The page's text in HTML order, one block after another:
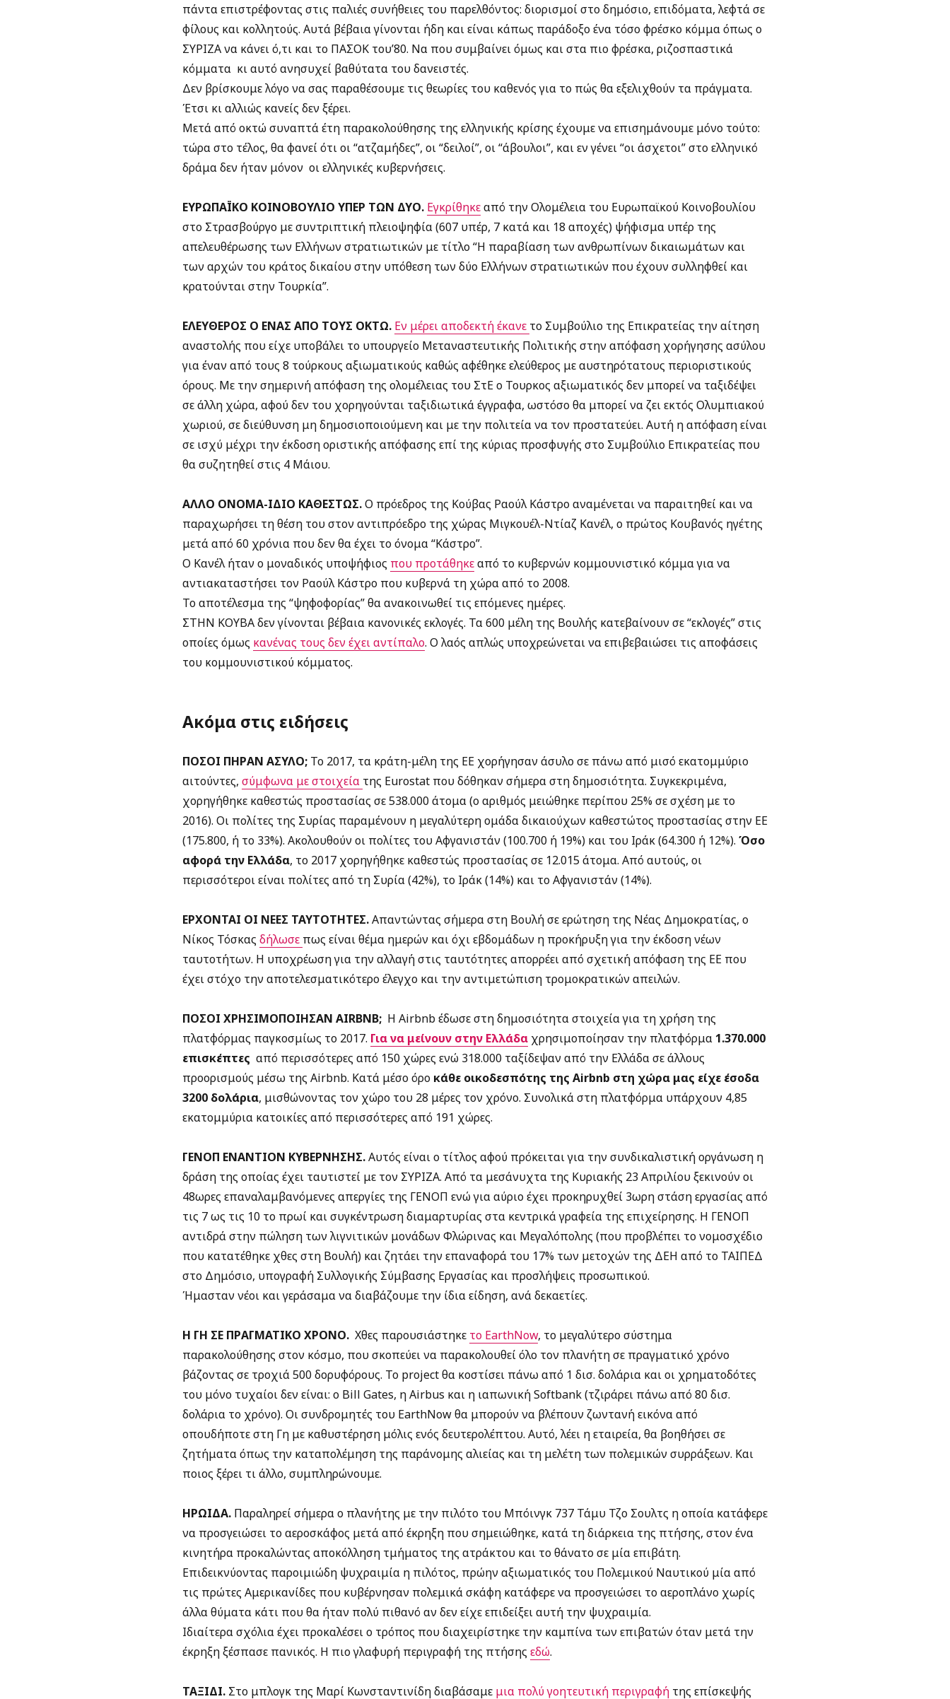
πάντα επιστρέφοντας στις παλιές συνήθειες του παρελθόντος: διορισμοί στο δημόσιο, επιδόματα, λεφτά σε
φίλους και κολλητούς. Αυτά βέβαια γίνονται ήδη και είναι κάπως παράδοξο ένα τόσο φρέσκο κόμμα όπως ο
ΣΥΡΙΖΑ να κάνει ό,τι και το ΠΑΣΟΚ του’80. Να που συμβαίνει όμως και στα πιο φρέσκα, ριζοσπαστικά
κόμματα κι αυτό ανησυχεί βαθύτατα του δανειστές.
Δεν βρίσκουμε λόγο να σας παραθέσουμε τις θεωρίες του καθενός για το πώς θα εξελιχθούν τα πράγματα.
Έτσι κι αλλιώς κανείς δεν ξέρει.
Μετά από οκτώ συναπτά έτη παρακολούθησης της ελληνικής κρίσης έχουμε να επισημάνουμε μόνο τούτο:
τώρα στο τέλος, θα φανεί ότι οι “ατζαμήδες”, οι “δειλοί”, οι “άβουλοι”, και εν γένει “οι άσχετοι” στο ελληνικό
δράμα δεν ήταν μόνον οι ελληνικές κυβερνήσεις.
ΕΥΡΩΠΑΪΚΟ ΚΟΙΝΟΒΟΥΛΙΟ ΥΠΕΡ ΤΩΝ ΔΥΟ. Εγκρίθηκεαπό την Ολομέλεια του Ευρωπαϊκού Κοινοβουλίου
στο Στρασβούργο με συντριπτική πλειοψηφία (607 υπέρ, 7 κατά και 18 αποχές) ψήφισμα υπέρ της
απελευθέρωσης των Ελλήνων στρατιωτικών με τίτλο “Η παραβίαση των ανθρωπίνων δικαιωμάτων και
των αρχών του κράτος δικαίου στην υπόθεση των δύο Ελλήνων στρατιωτικών που έχουν συλληφθεί και
κρατούνται στην Τουρκία”.
ΕΛΕΥΘΕΡΟΣ Ο ΕΝΑΣ ΑΠΟ ΤΟΥΣ ΟΚΤΩ. Εν μέρει αποδεκτή έκανε το Συμβούλιο της Επικρατείας την αίτηση
αναστολής που είχε υποβάλει το υπουργείο Μεταναστευτικής Πολιτικής στην απόφαση χορήγησης ασύλου
για έναν από τους 8 τούρκους αξιωματικούς καθώς αφέθηκε ελεύθερος με αυστηρότατους περιοριστικούς
όρους. Με την σημερινή απόφαση της ολομέλειας του ΣτΕ ο Τουρκος αξιωματικός δεν μπορεί να ταξιδέψει
σε άλλη χώρα, αφού δεν του χορηγούνται ταξιδιωτικά έγγραφα, ωστόσο θα μπορεί να ζει εκτός Ολυμπιακού
χωριού, σε διεύθυνση μη δημοσιοποιούμενη και με την πολιτεία να τον προστατεύει. Αυτή η απόφαση είναι
σε ισχύ μέχρι την έκδοση οριστικής απόφασης επί της κύριας προσφυγής στο Συμβούλιο Επικρατείας που
θα συζητηθεί στις 4 Μάιου.
ΑΛΛΟ ΟΝΟΜΑ-ΙΔΙΟ ΚΑΘΕΣΤΩΣ.Ο πρόεδρος της Κούβας Ραούλ Κάστρο αναμένεται να παραιτηθεί και να
παραχωρήσει τη θέση του στον αντιπρόεδρο της χώρας Μιγκουέλ-Ντίαζ Κανέλ, ο πρώτος Κουβανός ηγέτης
μετά από 60 χρόνια που δεν θα έχει το όνομα “Κάστρο”.
Ο Κανέλ ήταν ο μοναδικός υποψήφιος που προτάθηκεαπό το κυβερνών κομμουνιστικό κόμμα για να
αντιακαταστήσει τον Ραούλ Κάστρο που κυβερνά τη χώρα από το 2008.
Το αποτέλεσμα της “ψηφοφορίας” θα ανακοινωθεί τις επόμενες ημέρες.
ΣΤΗΝ ΚΟΥΒΑ δεν γίνονται βέβαια κανονικές εκλογές. Τα 600 μέλη της Βουλής κατεβαίνουν σε “εκλογές” στις
οποίες όμως κανένας τους δεν έχει αντίπαλο. Ο λαός απλώς υποχρεώνεται να επιβεβαιώσει τις αποφάσεις
του κομμουνιστικού κόμματος.
Ακόμα στις ειδήσεις
ΠΟΣΟΙ ΠΗΡΑΝ ΑΣΥΛΟ; Το 2017, τα κράτη-μέλη της EE χορήγησαν άσυλο σε πάνω από μισό εκατομμύριο
αιτούντες, σύμφωνα με στοιχεία της Eurostat που δόθηκαν σήμερα στη δημοσιότητα. Συγκεκριμένα,
χορηγήθηκε καθεστώς προστασίας σε 538.000 άτομα (ο αριθμός μειώθηκε περίπου 25% σε σχέση με το
2016). Οι πολίτες της Συρίας παραμένουν η μεγαλύτερη ομάδα δικαιούχων καθεστώτος προστασίας στην ΕΕ
(175.800, ή το 33%). Ακολουθούν οι πολίτες του Αφγανιστάν (100.700 ή 19%) και του Ιράκ (64.300 ή 12%). Όσο
αφορά την Ελλάδα, το 2017 χορηγήθηκε καθεστώς προστασίας σε 12.015 άτομα. Από αυτούς, οι
περισσότεροι είναι πολίτες από τη Συρία (42%), το Ιράκ (14%) και το Αφγανιστάν (14%).
ΕΡΧΟΝΤΑΙ ΟΙ ΝΕΕΣ ΤΑΥΤΟΤΗΤΕΣ.Απαντώντας σήμερα στη Βουλή σε ερώτηση της Νέας Δημοκρατίας, ο
Νίκος Τόσκας δήλωσε πως είναι θέμα ημερών και όχι εβδομάδων η προκήρυξη για την έκδοση νέων
ταυτοτήτων. Η υποχρέωση για την αλλαγή στις ταυτότητες απορρέει από σχετική απόφαση της ΕΕ που
έχει στόχο την αποτελεσματικότερο έλεγχο και την αντιμετώπιση τρομοκρατικών απειλών.
ΠΟΣΟΙ ΧΡΗΣΙΜΟΠΟΙΗΣΑΝ AIRBNB; H Airbnb έδωσε στη δημοσιότητα στοιχεία για τη χρήση της
πλατφόρμας παγκοσμίως το 2017. Για να μείνουν στην Ελλάδαχρησιμοποίησαν την πλατφόρμα1.370.000
επισκέπτες από περισσότερες από 150 χώρες ενώ 318.000 ταξίδεψαν από την Ελλάδα σε άλλους
προορισμούς μέσω της Airbnb. Κατά μέσο όρο κάθε οικοδεσπότης της Airbnb στη χώρα μας είχε έσοδα
3200 δολάρια, μισθώνοντας τον χώρο του 28 μέρες τον χρόνο. Συνολικά στη πλατφόρμα υπάρχουν 4,85
εκατομμύρια κατοικίες από περισσότερες από 191 χώρες.
ΓΕΝΟΠ ΕΝΑΝΤΙΟΝ ΚΥΒΕΡΝΗΣΗΣ.Αυτός είναι ο τίτλος αφού πρόκειται για την συνδικαλιστική οργάνωση η
δράση της οποίας έχει ταυτιστεί με τον ΣΥΡΙΖΑ. Από τα μεσάνυχτα της Κυριακής 23 Απριλίου ξεκινούν οι
48ωρες επαναλαμβανόμενες απεργίες της ΓΕΝΟΠ ενώ για αύριο έχει προκηρυχθεί 3ωρη στάση εργασίας από
τις 7 ως τις 10 το πρωί και συγκέντρωση διαμαρτυρίας στα κεντρικά γραφεία της επιχείρησης. Η ΓΕΝΟΠ
αντιδρά στην πώληση των λιγνιτικών μονάδων Φλώρινας και Μεγαλόπολης (που προβλέπει το νομοσχέδιο
που κατατέθηκε χθες στη Βουλή) και ζητάει την επαναφορά του 17% των μετοχών της ΔΕΗ από το ΤΑΙΠΕΔ
στο Δημόσιο, υπογραφή Συλλογικής Σύμβασης Εργασίας και προσλήψεις προσωπικού.
Ήμασταν νέοι και γεράσαμα να διαβάζουμε την ίδια είδηση, ανά δεκαετίες.
Η ΓΗ ΣΕ ΠΡΑΓΜΑΤΙΚΟ ΧΡΟΝΟ.Χθες παρουσιάστηκε το EarthNow, το μεγαλύτερο σύστημα
παρακολούθησης στον κόσμο, που σκοπεύει να παρακολουθεί όλο τον πλανήτη σε πραγματικό χρόνο
βάζοντας σε τροχιά 500 δορυφόρους. Το project θα κοστίσει πάνω από 1 δισ. δολάρια και οι χρηματοδότες
του μόνο τυχαίοι δεν είναι: ο Bill Gates, η Airbus και η ιαπωνική Softbank (τζιράρει πάνω από 80 δισ.
δολάρια το χρόνο). Οι συνδρομητές του EarthNow θα μπορούν να βλέπουν ζωντανή εικόνα από
οπουδήποτε στη Γη με καθυστέρηση μόλις ενός δευτερολέπτου. Αυτό, λέει η εταιρεία, θα βοηθήσει σε
ζητήματα όπως την καταπολέμηση της παράνομης αλιείας και τη μελέτη των πολεμικών συρράξεων. Και
ποιος ξέρει τι άλλο, συμπληρώνουμε.
ΗΡΩΙΔΑ.Παραληρεί σήμερα ο πλανήτης με την πιλότο του Μπόινγκ 737 Τάμυ Τζο Σουλτς η οποία κατάφερε
να προσγειώσει το αεροσκάφος μετά από έκρηξη που σημειώθηκε, κατά τη διάρκεια της πτήσης, στον ένα
κινητήρα προκαλώντας αποκόλληση τμήματος της ατράκτου και το θάνατο σε μία επιβάτη.
Επιδεικνύοντας παροιμιώδη ψυχραιμία η πιλότος, πρώην αξιωματικός του Πολεμικού Ναυτικού μία από
τις πρώτες Αμερικανίδες που κυβέρνησαν πολεμικά σκάφη κατάφερε να προσγειώσει το αεροπλάνο χωρίς
άλλα θύματα κάτι που θα ήταν πολύ πιθανό αν δεν είχε επιδείξει αυτή την ψυχραιμία.
Ιδιαίτερα σχόλια έχει προκαλέσει ο τρόπος που διαχειρίστηκε την καμπίνα των επιβατών όταν μετά την
έκρηξη ξέσπασε πανικός. Η πιο γλαφυρή περιγραφή της πτήσης εδώ.
ΤΑΞΙΔΙ.Στο μπλογκ της Μαρί Κωνσταντινίδη διαβάσαμεμια πολύ γοητευτική περιγραφήτης επίσκεψής